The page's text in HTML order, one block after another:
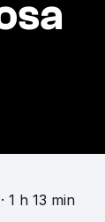
· 1 h 13 min